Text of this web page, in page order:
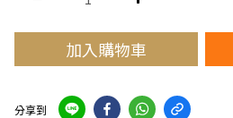
加入購物車
分享到